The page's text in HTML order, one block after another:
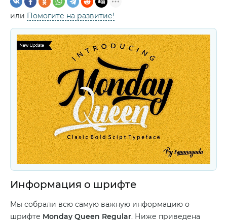
или Помогите на развитие!
Информация о шрифте
Мы собрали всю самую важную информацию о
шрифте Monday Queen Regular. Ниже приведена